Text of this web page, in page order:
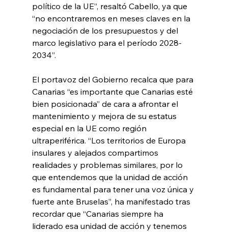
político de la UE”, resaltó Cabello, ya que
“no encontraremos en meses claves en la
negociación de los presupuestos y del
marco legislativo para el período 2028-
2034”.
El portavoz del Gobierno recalca que para
Canarias “es importante que Canarias esté
bien posicionada” de cara a afrontar el
mantenimiento y mejora de su estatus
especial en la UE como región
ultraperiférica. “Los territorios de Europa
insulares y alejados compartimos
realidades y problemas similares, por lo
que entendemos que la unidad de acción
es fundamental para tener una voz única y
fuerte ante Bruselas”, ha manifestado tras
recordar que “Canarias siempre ha
liderado esa unidad de acción y tenemos